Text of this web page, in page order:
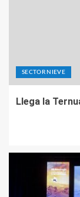
SECTOR NIEVE
Llega la